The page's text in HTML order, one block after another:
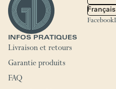
Facebook
INFOS PRATIQUES
Livraison et retours
Garantie produits
FAQ